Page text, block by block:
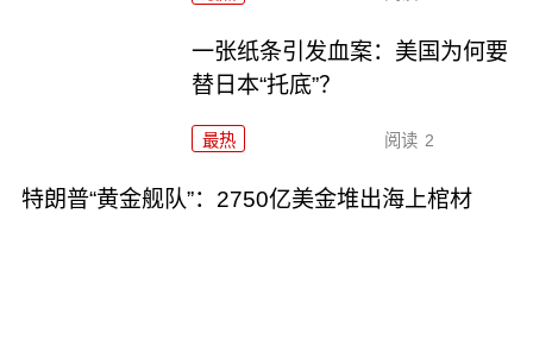
一张纸条引发血案：美国为何要
替日本“托底”？
最热 阅读 2
特朗普“黄金舰队”：2750亿美金堆出海上棺材